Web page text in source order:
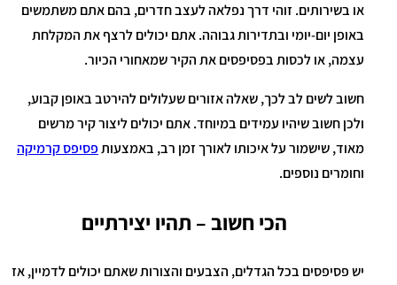
או בשירותים. זוהי דרך נפלאה לעצב חדרים, בהם אתם משתמשים
באופן יום-יומי ובתדירות גבוהה. אתם יכולים לרצף את המקלחת
עצמה, או לכסות בפסיפסים את הקיר שמאחורי הכיור.
חשוב לשים לב לכך, שאלה אזורים שעלולים להירטב באופן קבוע,
ולכן חשוב שיהיו עמידים במיוחד. אתם יכולים ליצור קיר מרשים
מאוד, שישמור על איכותו לאורך זמן רב, באמצעותפסיפס קרמיקה
וחומרים נוספים.
הכי חשוב – תהיו יצירתיים
יש פסיפסים בכל הגדלים, הצבעים והצורות שאתם יכולים לדמיין, אז